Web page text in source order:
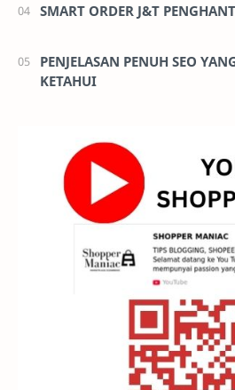
SMART ORDER J&T
PENJELASAN PENUH SEO
KETAHUI